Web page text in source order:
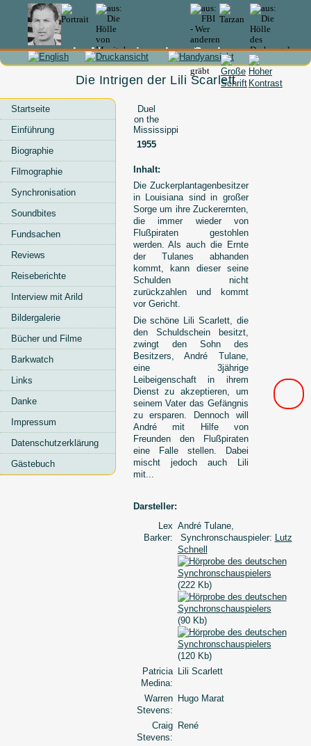
In Memoriam Lex Barker
Die Intrigen der Lili Scarlett
Startseite
Einführung
Biographie
Filmographie
Synchronisation
Soundbites
Fundsachen
Reviews
Reiseberichte
Interview mit Arild
Bildergalerie
Bücher und Filme
Barkwatch
Links
Danke
Impressum
Datenschutzerklärung
Gästebuch
Duel
on the
Mississippi
1955
Inhalt:
Die Zuckerplantagenbesitzer
in Louisiana sind in großer
Sorge um ihre Zuckerernten,
die immer wieder von
Flußpiraten gestohlen
werden. Als auch die Ernte
der Tulanes abhanden
kommt, kann dieser seine
Schulden nicht
zurückzahlen und kommt
vor Gericht.
Die schöne Lili Scarlett, die
den Schuldschein besitzt,
zwingt den Sohn des
Besitzers, André Tulane,
eine 3jährige
Leibeigenschaft in ihrem
Dienst zu akzeptieren, um
seinem Vater das Gefängnis
zu ersparen. Dennoch will
André mit Hilfe von
Freunden den Flußpiraten
eine Falle stellen. Dabei
mischt jedoch auch Lili
mit...
Darsteller:
Lex
Barker:
André Tulane,
Synchronschauspieler:
Lutz
Schnell
(222 Kb)
(90 Kb)
(120 Kb)
Patricia
Medina:
Lili Scarlett
Warren
Stevens:
Hugo Marat
Craig
Stevens:
René